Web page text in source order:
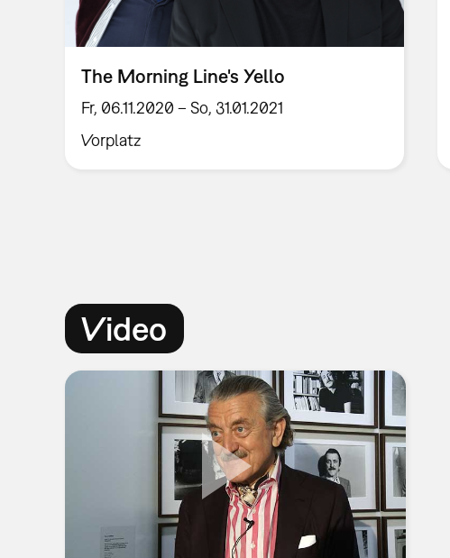
The Morning Line's Yello
Fr, 06.11.2020 – So, 31.01.2021
Vorplatz
Video